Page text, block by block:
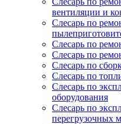
вентиляции и
Слесарь по
Слесарь по
Слесарь по
Слесарь по
Слесарь по
Слесарь по
оборудования
Слесарь по
перегрузочных